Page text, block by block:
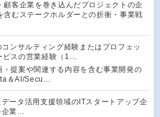
顧客企業を巻き込んだプロジェクトの企
含むステークホルダーとの折衝・事業戦
コンサルティング経験またはプロフェッ
ビスの営業経験（1…
・提案や関連する内容を含む事業開発の
＆AI/Secu…
データ活用支援領域のITスタートアップ企
企業…